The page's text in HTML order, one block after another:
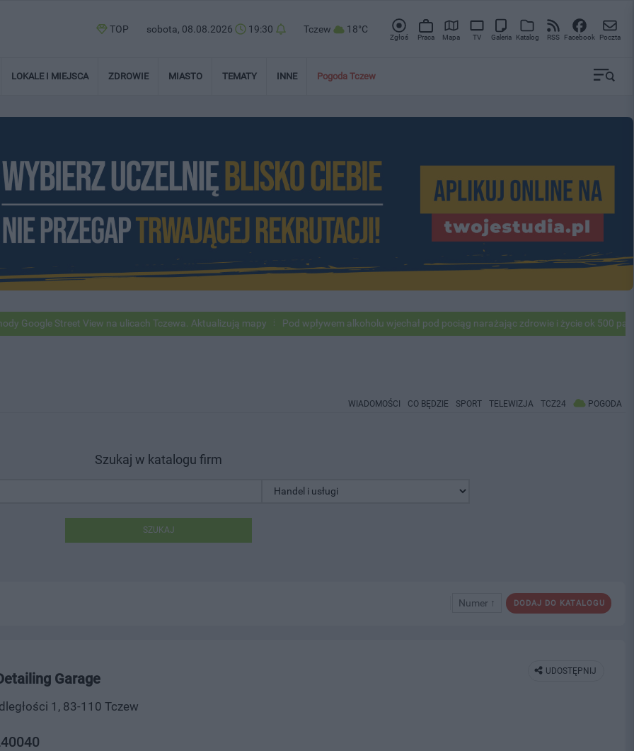
TOP sobota, 08.08.2026 19:30 Tczew 18°C
Zgłoś Praca Mapa TV Galeria Katalog RSS Facebook Poczta
LOKALE I MIEJSCA ZDROWIE MIASTO TEMATY INNE Pogoda Tczew
Street View na ulicach Tczewa. Aktualizują mapy Pod wpływem alkoholu wjechał pod pociąg narażając zdrowie i życie ok 500
WIADOMOŚCI CO BĘDZIE SPORT TELEWIZJA TCZ24 POGODA
Szukaj w katalogu firm
SZUKAJ
DODAJ DO KATALOGU
Numer ↑
UDOSTĘPNIJ
Garage
1, 83-110 Tczew